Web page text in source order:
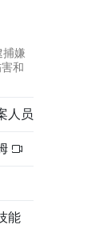
捕嫌
和
人员
能